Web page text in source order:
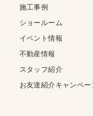
施工事例
ショールーム
イベント情報
不動産情報
スタッフ紹介
お友達紹介キャンペー